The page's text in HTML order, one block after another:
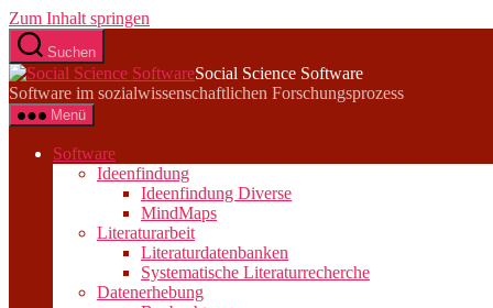
Zum Inhalt springen
Suchen
Social Science Software
Software im sozialwissenschaftlichen Forschungsprozess
Menü
Software
Ideenfindung
Ideenfindung Diverse
MindMaps
Literaturarbeit
Literaturdatenbanken
Systematische Literaturrecherche
Datenerhebung